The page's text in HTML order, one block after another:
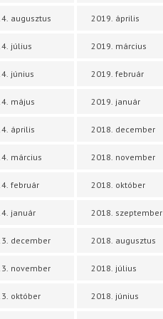
augusztus
július
június
május
április
március
február
január
december
november
október
2019. április
2019. március
2019. február
2019. január
2018. december
2018. november
2018. október
2018. szeptember
2018. augusztus
2018. július
2018. június